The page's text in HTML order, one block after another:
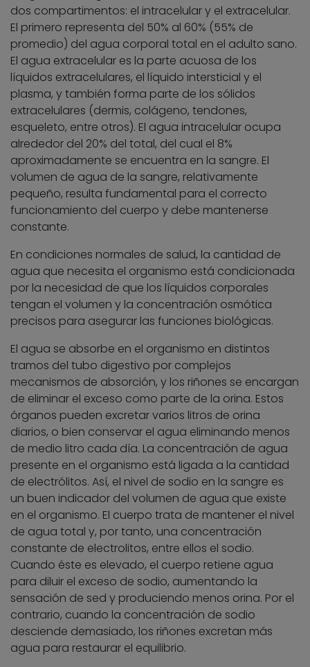
dos compartimentos: el intracelular y el extracelular.
El primero representa del 50% al 60% (55% de
promedio) del agua corporal total en el adulto sano.
El agua extracelular es la parte acuosa de los
líquidos extracelulares, el líquido intersticial y el
plasma, y también forma parte de los sólidos
extracelulares (dermis, colágeno, tendones,
esqueleto, entre otros). El agua intracelular ocupa
alrededor del 20% del total, del cual el 8%
aproximadamente se encuentra en la sangre. El
volumen de agua de la sangre, relativamente
pequeño, resulta fundamental para el correcto
funcionamiento del cuerpo y debe mantenerse
constante.
En condiciones normales de salud, la cantidad de
agua que necesita el organismo está condicionada
por la necesidad de que los líquidos corporales
tengan el volumen y la concentración osmótica
precisos para asegurar las funciones biológicas.
El agua se absorbe en el organismo en distintos
tramos del tubo digestivo por complejos
mecanismos de absorción, y los riñones se encargan
de eliminar el exceso como parte de la orina. Estos
órganos pueden excretar varios litros de orina
diarios, o bien conservar el agua eliminando menos
de medio litro cada día. La concentración de agua
presente en el organismo está ligada a la cantidad
de electrólitos. Así, el nivel de sodio en la sangre es
un buen indicador del volumen de agua que existe
en el organismo. El cuerpo trata de mantener el nivel
de agua total y, por tanto, una concentración
constante de electrolitos, entre ellos el sodio.
Cuando éste es elevado, el cuerpo retiene agua
para diluir el exceso de sodio, aumentando la
sensación de sed y produciendo menos orina. Por el
contrario, cuando la concentración de sodio
desciende demasiado, los riñones excretan más
agua para restaurar el equilibrio.